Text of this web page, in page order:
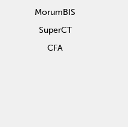
MorumBIS
SuperCT
CFA